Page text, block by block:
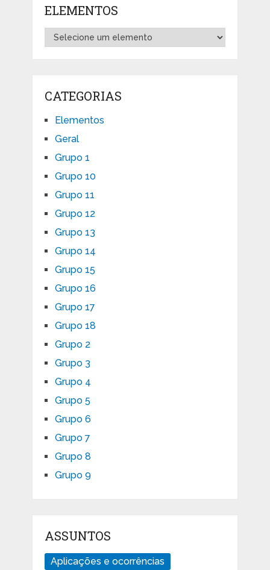
ELEMENTOS
CATEGORIAS
Elementos
Geral
Grupo 1
Grupo 10
Grupo 11
Grupo 12
Grupo 13
Grupo 14
Grupo 15
Grupo 16
Grupo 17
Grupo 18
Grupo 2
Grupo 3
Grupo 4
Grupo 5
Grupo 6
Grupo 7
Grupo 8
Grupo 9
ASSUNTOS
Aplicações e ocorrências